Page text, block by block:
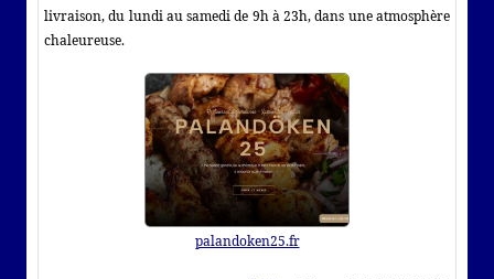
livraison, du lundi au samedi de 9h à 23h, dans une atmosphère
chaleureuse.
palandoken25.fr